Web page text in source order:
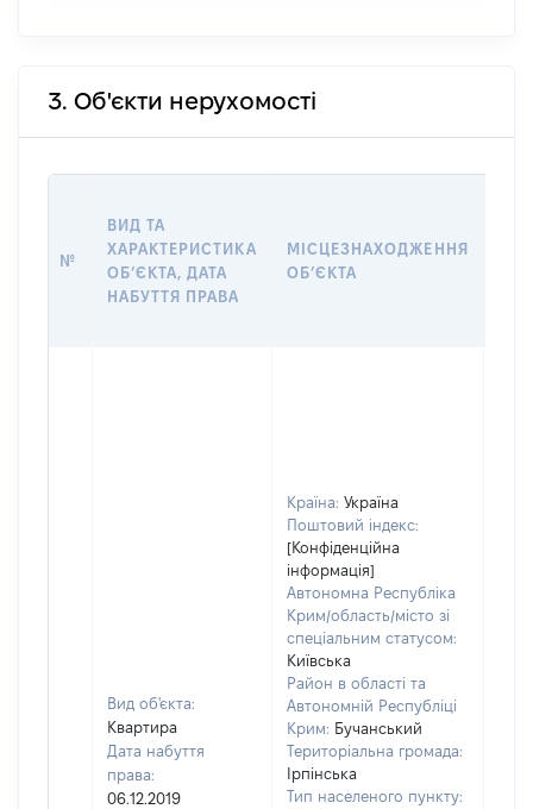
3. Об'єкти нерухомості
№
ВИД ТА
ХАРАКТЕРИСТИКА
ОБʼЄКТА, ДАТА
НАБУТТЯ ПРАВА
МІСЦЕЗНАХОДЖЕННЯ
ОБʼЄКТА
Вид об'єкта:
Квартира
Дата набуття
права:
06.12.2019
Країна: Україна
Поштовий індекс:
[Конфіденційна
інформація]
Автономна Республіка
Крим/область/місто зі
спеціальним статусом:
Київська
Район в області та
Автономній Республіці
Крим: Бучанський
Територіальна громада:
Ірпінська
Тип населеного пункту: